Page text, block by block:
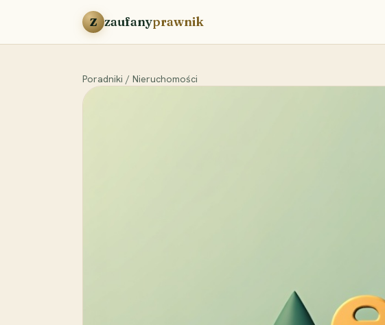
Przejdź do treści
Z zaufanyprawnik
Poradniki / Nieruchomości